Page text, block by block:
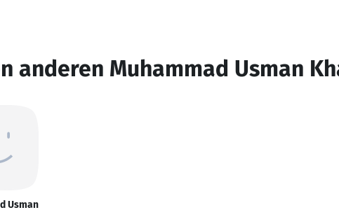
anderen Muhammad Usman
Usman